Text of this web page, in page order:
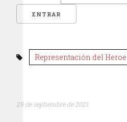
Representación del Heroe
29 de septiembre de 2021